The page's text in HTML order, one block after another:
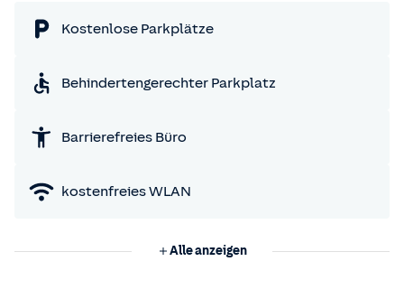
Kostenlose Parkplätze
Behindertengerechter Parkplatz
Barrierefreies Büro
kostenfreies WLAN
Alle anzeigen